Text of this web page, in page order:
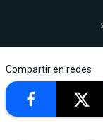
Compartir en redes